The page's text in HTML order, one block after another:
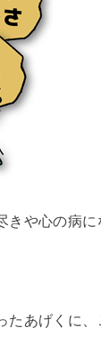
きや心の病に
たあげくに